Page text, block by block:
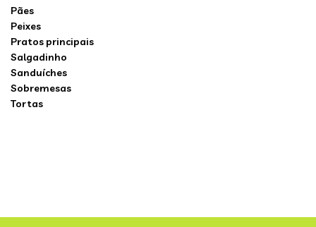
Pães
Peixes
Pratos principais
Salgadinho
Sanduíches
Sobremesas
Tortas